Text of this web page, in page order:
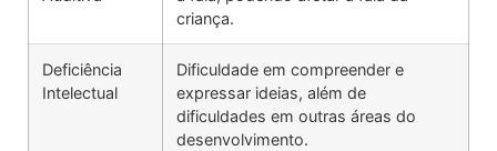
criança.
Deficiência
Intelectual
Dificuldade em compreender e
expressar ideias, além de
dificuldades em outras áreas do
desenvolvimento.